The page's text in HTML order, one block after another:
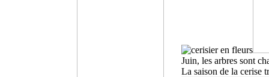
Juin, les arbres sont
La saison de la cerise